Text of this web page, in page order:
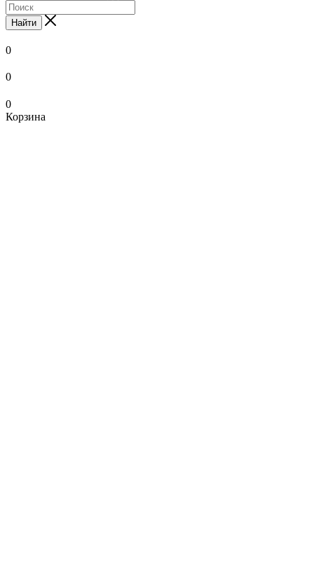
Найти
0
0
0
Корзина